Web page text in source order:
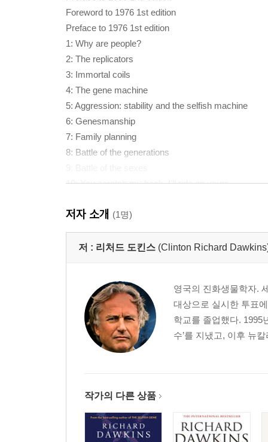
Foreword to 1976 1st edition
Preface to 1976 1st edition
1: Why are people?
2: The replicators
3: Immortal coils
4: The gene machine
5: Aggression: stability and the selfish machine
6: Genesmanship
7: Family planning
8: Battle of the generations
10: You scratch my back, I'll ride on yours
12: Nice guys finish first
13: The long reach of the gene
Epilogue to 40th Anniversary Edition
Updated bibliography
Index and key to bibliography
저자 소개 (1명)
저 : 리처드 도킨스 (Clinton Richard
영국의 진화생물학자.
대상으로 실시한 투표
학교를 졸업했다. 1995
수’를 지냈고, 이후 뉴
작가의 다른 상품